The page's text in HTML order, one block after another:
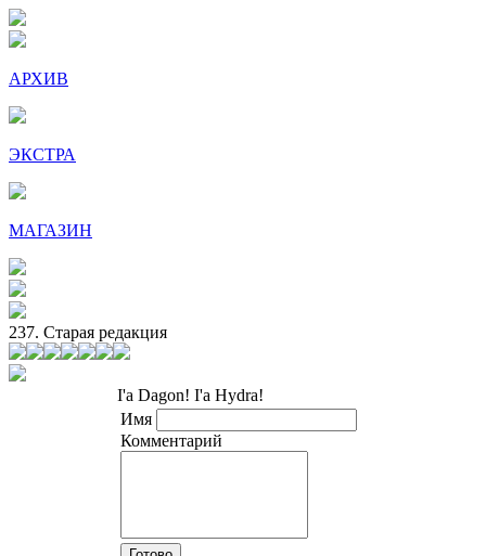
АРХИВ
ЭКСТРА
МАГАЗИН
237. Старая редакция
I'a Dagon! I'a Hydra!
Имя
Комментарий